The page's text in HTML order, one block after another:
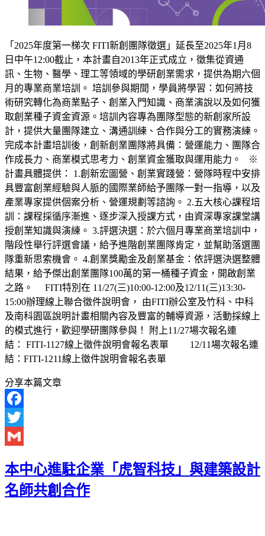
「2025年度第一梯次 FITI新創團隊徵選」延長至2025年1月8
日中午12:00截止，本計畫自2013年正式成立，徵集從資通
訊、生物、醫學、理工等領域的學研創業需求，提供為期六個
月的專業商業培訓。 培訓參與期間，學員將學習：如何將技
術研究轉化為商業點子、創業入門知識、商業演說以及如何獲
取創業種子資金資源。培訓內容專為團隊型態的新創家所設
計，提供大量團隊建立、溝通訓練、合作與分工的實務演練。
完成本計畫培訓後，創新創業團隊將具備：營運能力、團隊合
作成長力、商業模式思考力、創業資金獲取與運用能力。 ※
計畫具體提供： 1.創新宏圖營、創業實踐營：營隊時程中安排
具豐富創業經驗與人脈的國際業師給予團隊一對一指導，以及
產業專家提供個案分析、營運規劃等諮詢。 2.五大核心課程培
訓：課程採循序漸進、逐步深入授課方式，由資深專家課堂講
授創業知識與演練。 3.評選決選：於六個月專業商業培訓中，
階段性舉行評選會議，給予進階創業團隊肯定，並幫助落選團
隊重新思索機會。 4.創業獎勵金及創業基金：依評選決選整體
結果，給予傑出創業團隊100萬的第一桶種子資金，開啟創業
之路。 FITI特別在 11/27(三)10:00-12:00及12/11(三)13:30-
15:00辦理線上聯合徵件說明會， 由FITI辦公室及竹科、中科
及南科園區說明計畫相關內容及豐富的輔導資源，活動採線上
的模式進行，歡迎學研團隊參與！ 附上11/27場次報名連
結： FITI-1127線上徵件說明會報名表單 12/11場次報名連
結：FITI-1211線上徵件說明會報名表單
分享本篇文章
Facebook
Twitter
本中心進駐企業「虎智科技」與建築設計
名師共創合作